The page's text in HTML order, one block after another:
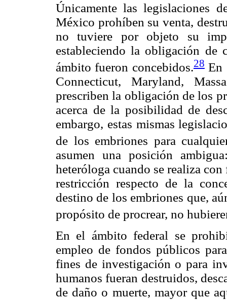
Únicamente las legislaciones
México prohíben su venta,
no tuviere por objeto su
estableciendo la obligación de
ámbito fueron concebidos.28En
Connecticut, Maryland,
prescriben la obligación de los
acerca de la posibilidad de
embargo, estas mismas
de los embriones para
asumen una posición
heteróloga cuando se realiza
restricción respecto de la
destino de los embriones que,
propósito de procrear, no
En el ámbito federal se
empleo de fondos públicos
fines de investigación o para
humanos fueran destruidos,
de daño o muerte, mayor que